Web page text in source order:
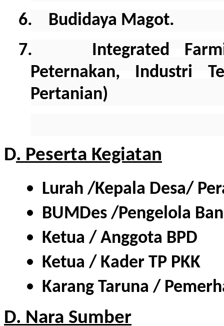
6. Budidaya Magot.
7. Integrated
Peternakan, Industri
Pertanian)
D. Peserta Kegiatan
Lurah /Kepala Desa/
BUMDes /Pengelola
Ketua / Anggota BPD
Ketua / Kader TP PKK
Karang Taruna /
D. Nara Sumber